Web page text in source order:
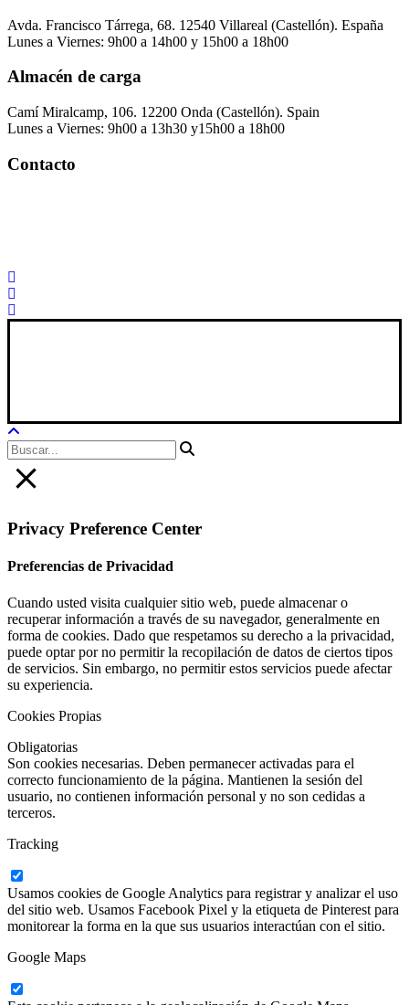
Avda. Francisco Tárrega, 68. 12540 Villareal (Castellón). España
Lunes a Viernes: 9h00 a 14h00 y 15h00 a 18h00
Almacén de carga
Camí Miralcamp, 106. 12200 Onda (Castellón). Spain
Lunes a Viernes: 9h00 a 13h30 y15h00 a 18h00
Contacto
Privacy Preference Center
Preferencias de Privacidad
Cuando usted visita cualquier sitio web, puede almacenar o
recuperar información a través de su navegador, generalmente en
forma de cookies. Dado que respetamos su derecho a la privacidad,
puede optar por no permitir la recopilación de datos de ciertos tipos
de servicios. Sin embargo, no permitir estos servicios puede afectar
su experiencia.
Cookies Propias
Obligatorias
Son cookies necesarias. Deben permanecer activadas para el
correcto funcionamiento de la página. Mantienen la sesión del
usuario, no contienen información personal y no son cedidas a
terceros.
Tracking
Usamos cookies de Google Analytics para registrar y analizar el uso
del sitio web. Usamos Facebook Pixel y la etiqueta de Pinterest para
monitorear la forma en la que sus usuarios interactúan con el sitio.
Google Maps